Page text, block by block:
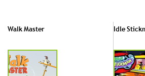
Walk Master Idle